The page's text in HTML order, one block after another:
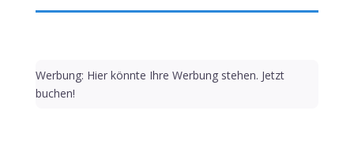
Werbung: Hier könnte Ihre Werbung stehen. Jetzt
buchen!